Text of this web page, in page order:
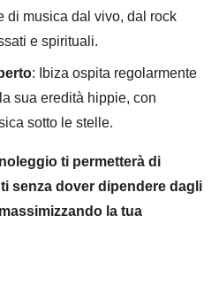
di musica dal vivo, dal rock
e spirituali.
: Ibiza ospita regolarmente
sua eredità hippie, con
sotto le stelle.
ti permetterà di
senza dover dipendere dagli
la tua